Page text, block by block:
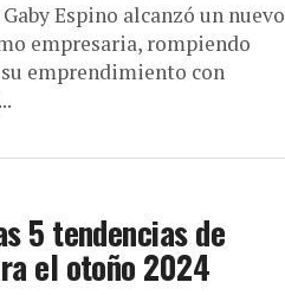
Espino alcanzó un nuevo
empresaria, rompiendo
emprendimiento con
5 tendencias de
el otoño 2024